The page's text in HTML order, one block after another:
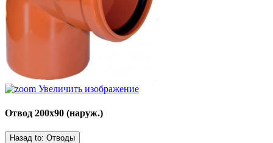
Увеличить изображение
Отвод 200х90 (наруж.)